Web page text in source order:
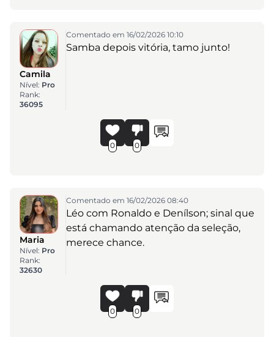
Camila
Nível: Pro
Rank:
36095
Comentado em 16/02/2026 10:10
Samba depois vitória, tamo junto!
0 0
Maria
Nível: Pro
Rank:
32630
Comentado em 16/02/2026 08:40
Léo com Ronaldo e Denílson; sinal que
está chamando atenção da seleção,
merece chance.
0 0